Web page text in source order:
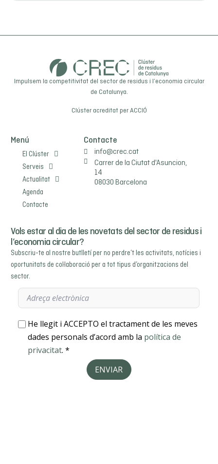
Impulsem la competitivitat del sector de residus i l’economia circular
de Catalunya.
Clúster acreditat perACCIÓ
Menú
El Clúster
Serveis
Actualitat
Agenda
Contacte
Contacte
info@crec.cat
Carrer de la Ciutat d'Asuncion,
14
08030 Barcelona
Vols estar al dia de les novetats del sector de residus i
l’economia circular?
Subscriu-te al nostre butlletí per no perdre’t les activitats, notícies i
oportunitats de col·laboració per a tot tipus d’organitzacions del
sector.